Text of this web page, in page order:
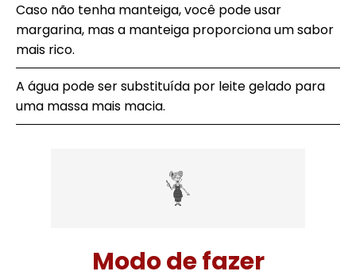
Caso não tenha manteiga, você pode usar
margarina, mas a manteiga proporciona um sabor
mais rico.
A água pode ser substituída por leite gelado para
uma massa mais macia.
Modo de fazer